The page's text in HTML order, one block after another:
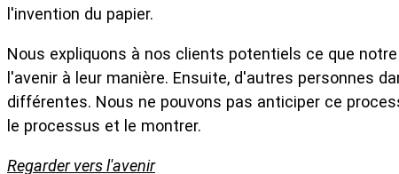
l'invention du papier.
Nous expliquons à nos clients potentiels ce que
l'avenir à leur manière. Ensuite, d'autres personnes
différentes. Nous ne pouvons pas anticiper ce
le processus et le montrer.
Regarder vers l'avenir